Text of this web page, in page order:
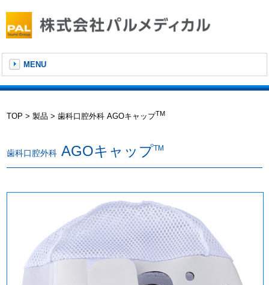
MENU
TOP 製品 歯科口腔外科 AGOキャップTM
歯科口腔外科 AGOキャップTM